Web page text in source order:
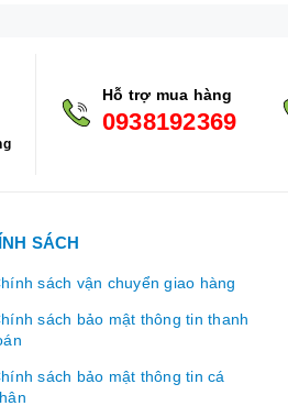
Hỗ trợ mua hàng
0938192369
SÁCH
sách vận chuyển giao hàng
sách bảo mật thông tin thanh
sách bảo mật thông tin cá